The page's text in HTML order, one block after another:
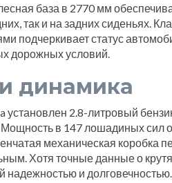
база в 2770 мм
так и на задних сиденьях.
подчеркивает статус
дорожных условий.
динамика
установлен 2.8-литровый
в 147 лошадиных сил
механическая коробка
Хотя точные данные о
надежностью и долговечностью.